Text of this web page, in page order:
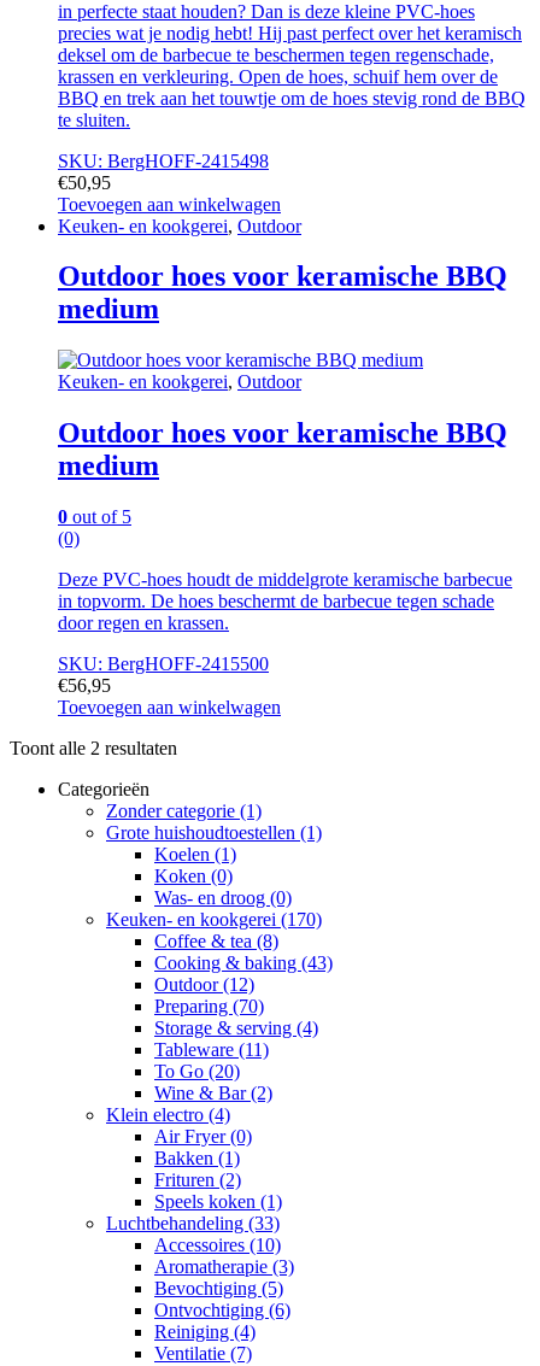
in perfecte staat houden? Dan is deze kleine PVC-hoes
precies wat je nodig hebt! Hij past perfect over het keramisch
deksel om de barbecue te beschermen tegen regenschade,
krassen en verkleuring. Open de hoes, schuif hem over de
BBQ en trek aan het touwtje om de hoes stevig rond de BBQ
te sluiten.
SKU: BergHOFF-2415498
€50,95
Toevoegen aan winkelwagen
Keuken- en kookgerei, Outdoor
Outdoor hoes voor keramische BBQ
medium
Keuken- en kookgerei, Outdoor
Outdoor hoes voor keramische BBQ
medium
0 out of 5
(0)
Deze PVC-hoes houdt de middelgrote keramische barbecue
in topvorm. De hoes beschermt de barbecue tegen schade
door regen en krassen.
SKU: BergHOFF-2415500
€56,95
Toevoegen aan winkelwagen
Toont alle 2 resultaten
Categorieën
Zonder categorie (1)
Grote huishoudtoestellen (1)
Koelen (1)
Koken (0)
Was- en droog (0)
Keuken- en kookgerei (170)
Coffee & tea (8)
Cooking & baking (43)
Outdoor(12)
Preparing (70)
Storage & serving (4)
Tableware (11)
To Go (20)
Wine & Bar(2)
Klein electro (4)
Air Fryer(0)
Bakken (1)
Frituren (2)
Speels koken (1)
Luchtbehandeling (33)
Accessoires (10)
Aromatherapie (3)
Bevochtiging (5)
Ontvochtiging (6)
Reiniging (4)
Ventilatie (7)